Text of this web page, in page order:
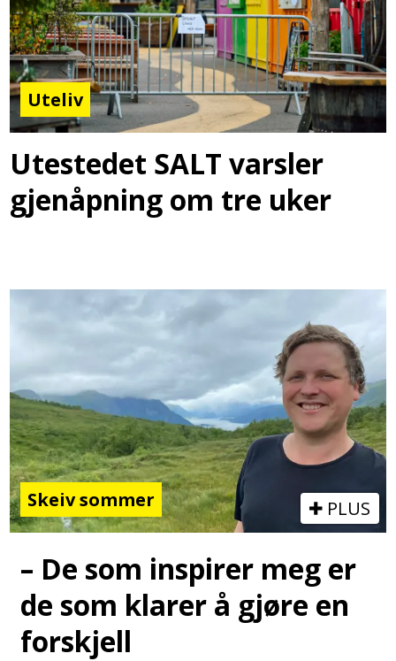
Uteliv
Utestedet SALT varsler
gjenåpning om tre uker
Skeiv sommer PLUS
– De som inspirer meg er
de som klarer å gjøre en
forskjell